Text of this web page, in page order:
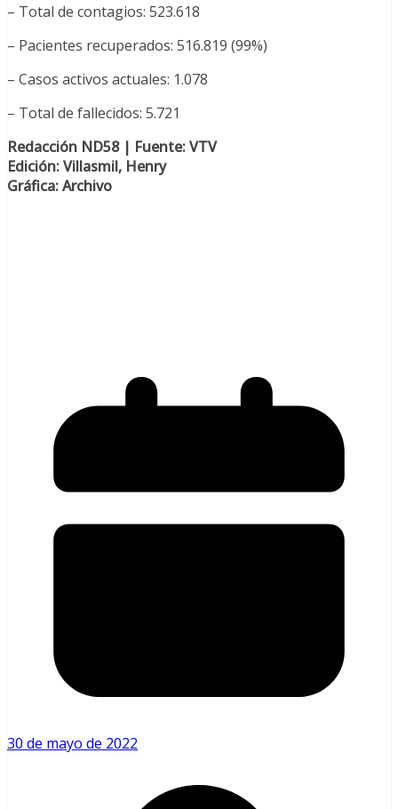
– Total de contagios: 523.618
– Pacientes recuperados: 516.819 (99%)
– Casos activos actuales: 1.078
– Total de fallecidos: 5.721
Redacción ND58 | Fuente: VTV
Edición: Villasmil, Henry
Gráfica: Archivo
30 de mayo de 2022